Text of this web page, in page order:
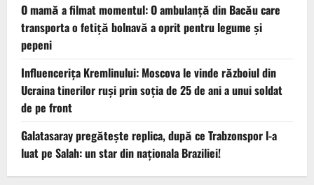
O mamă a filmat momentul: O ambulanță din Bacău care
transporta o fetiță bolnavă a oprit pentru legume și
pepeni
Influencerița Kremlinului: Moscova le vinde războiul din
Ucraina tinerilor ruși prin soția de 25 de ani a unui soldat
de pe front
Galatasaray pregătește replica, după ce Trabzonspor l-a
luat pe Salah: un star din naționala Braziliei!